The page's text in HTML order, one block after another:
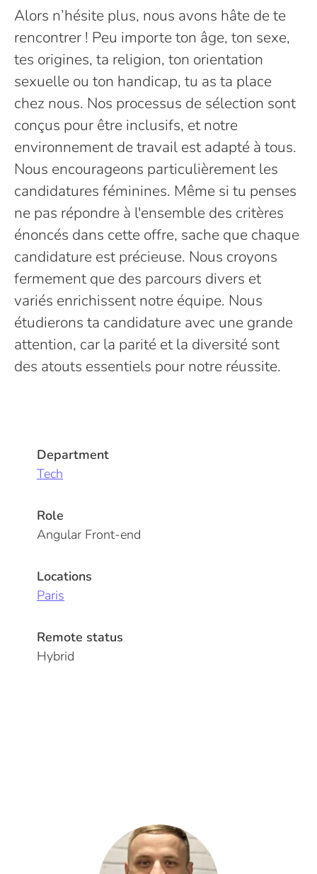
Alors n’hésite plus, nous avons hâte de te
rencontrer ! Peu importe ton âge, ton sexe,
tes origines, ta religion, ton orientation
sexuelle ou ton handicap, tu as ta place
chez nous. Nos processus de sélection sont
conçus pour être inclusifs, et notre
environnement de travail est adapté à tous.
Nous encourageons particulièrement les
candidatures féminines. Même si tu penses
ne pas répondre à l'ensemble des critères
énoncés dans cette offre, sache que chaque
candidature est précieuse. Nous croyons
fermement que des parcours divers et
variés enrichissent notre équipe. Nous
étudierons ta candidature avec une grande
attention, car la parité et la diversité sont
des atouts essentiels pour notre réussite.
Department
Tech
Role
Angular Front-end
Locations
Paris
Remote status
Hybrid